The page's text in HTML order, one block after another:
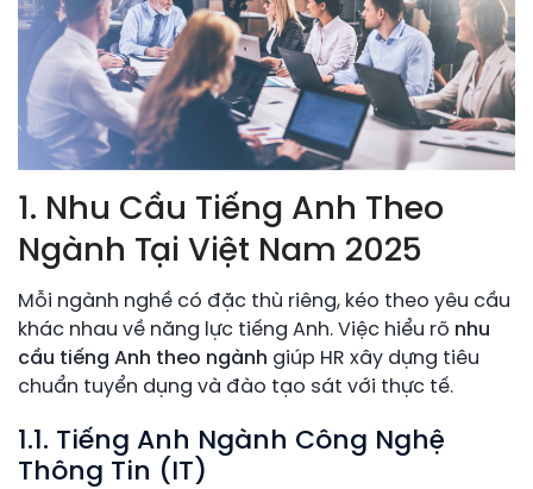
1. Nhu Cầu Tiếng Anh Theo
Ngành Tại Việt Nam 2025
Mỗi ngành nghề có đặc thù riêng, kéo theo yêu cầu
khác nhau về năng lực tiếng Anh. Việc hiểu rõ nhu
cầu tiếng Anh theo ngành giúp HR xây dựng tiêu
chuẩn tuyển dụng và đào tạo sát với thực tế.
1.1. Tiếng Anh Ngành Công Nghệ
Thông Tin (IT)